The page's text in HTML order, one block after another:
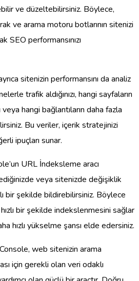
ve düzeltebilirsiniz. Böylece,
ve arama motoru botlarının sitenizi
SEO performansınızı
sitenizin performansını da analiz
trafik aldığınızı, hangi sayfaların
veya hangi bağlantıların daha fazla
Bu veriler, içerik stratejinizi
ipuçları sunar.
URL İndeksleme aracı
veya sitenizde değişiklik
bir şekilde bildirebilirsiniz. Böylece
bir şekilde indekslenmesini sağlar
hızlı yükselme şansı elde edersiniz.
web sitenizin arama
için gerekli olan veri odaklı